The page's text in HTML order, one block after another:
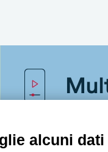
Guarda i nostri
alcuni